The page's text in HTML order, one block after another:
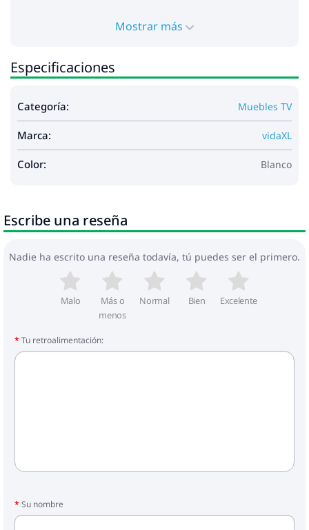
Mostrar más
Especificaciones
Categoría: Muebles TV
Marca: vidaXL
Color: Blanco
Escribe una reseña
Nadie ha escrito una reseña todavía, tú puedes ser el primero.
Malo
Más o
menos
Normal Bien Excelente
Tu retroalimentación:
Su nombre